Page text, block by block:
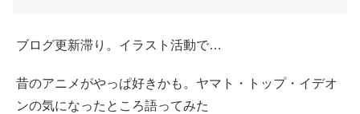
ブログ更新滞り。イラスト活動で…
昔のアニメがやっぱ好きかも。ヤマト・トップ・イデオ
ンの気になったところ語ってみた